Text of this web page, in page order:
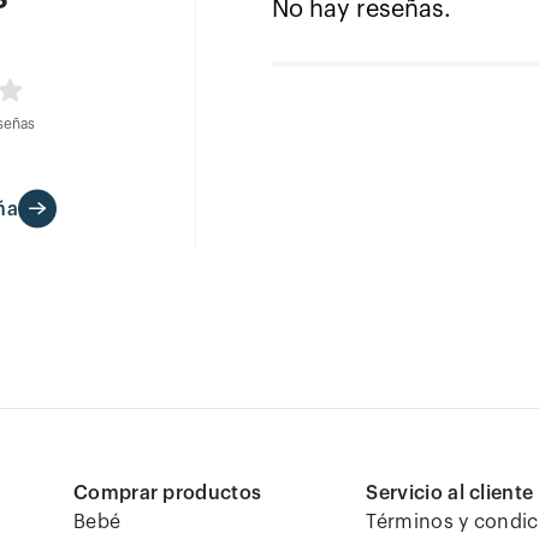
No hay reseñas.
Comprar productos
Bebé
Servicio al cliente
Términos y